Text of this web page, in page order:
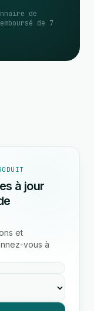
de
de 7
à jour
et
vous à